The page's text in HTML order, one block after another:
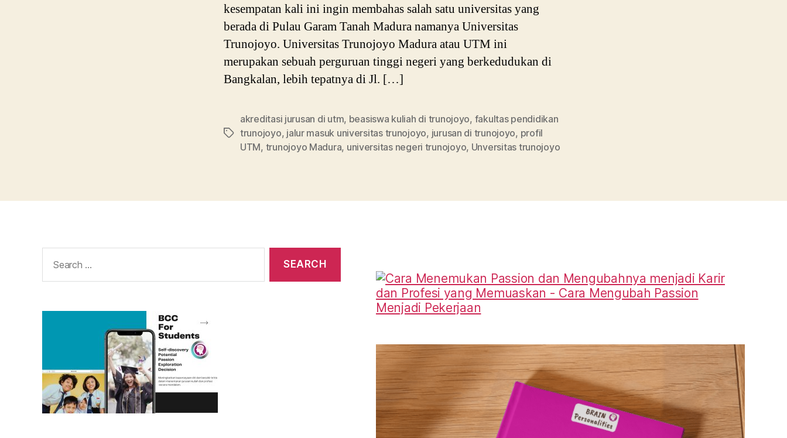
kesempatan kali ini ingin membahas salah satu universitas yang
berada di Pulau Garam Tanah Madura namanya Universitas
Trunojoyo. Universitas Trunojoyo Madura atau UTM ini
merupakan sebuah perguruan tinggi negeri yang berkedudukan di
Bangkalan, lebih tepatnya di Jl. […]
Tags
akreditasi jurusan di utm, beasiswa kuliah di trunojoyo, fakultas pendidikan
trunojoyo, jalur masuk universitas trunojoyo, jurusan di trunojoyo, profil
UTM, trunojoyo Madura, universitas negeri trunojoyo, Unversitas trunojoyo
for: